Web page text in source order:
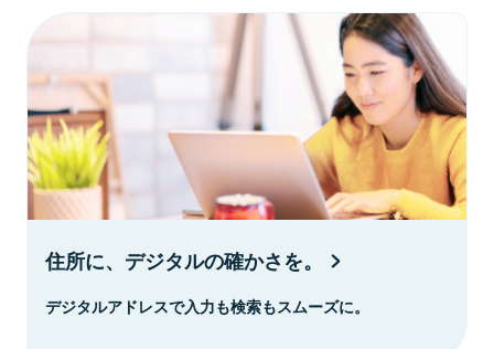
住所に、デジタルの確かさを。
デジタルアドレスで入力も検索もスムーズに。